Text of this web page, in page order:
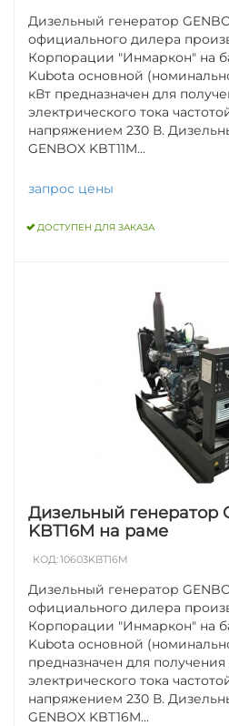
Дизельный генератор
официального дилера
Корпорации "Инмаркон" на
Kubota основной
кВт предназначен для
электрического тока
напряжением 230 В.
GENBOX KBT11M...
запрос цены
ДОСТУПЕН ДЛЯ ЗАКАЗА
Дизельный генератор
KBT16M на раме
КОД:10603KBT16M
Дизельный генератор
официального дилера
Корпорации "Инмаркон" на
Kubota основной
предназначен для
электрического тока
напряжением 230 В.
GENBOX KBT16M...